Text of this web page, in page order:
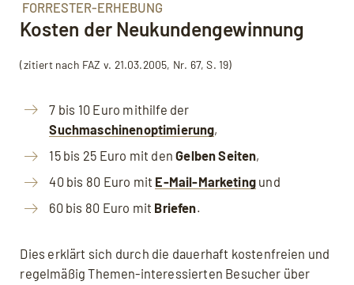
FORRESTER-ERHEBUNG
Kosten der Neukundengewinnung
(zitiert nach FAZ v. 21.03.2005, Nr. 67, S. 19)
7 bis 10 Euro mithilfe der
Suchmaschinenoptimierung,
15 bis 25 Euro mit denGelben Seiten,
40 bis 80 Euro mit E-Mail-Marketing und
60 bis 80 Euro mit Briefen.
Dies erklärt sich durch die dauerhaft kostenfreien und
regelmäßig Themen-interessierten Besucher über
Mit dem Aufruf des Videos erklären Sie sich
übermittelt werden und Sie die